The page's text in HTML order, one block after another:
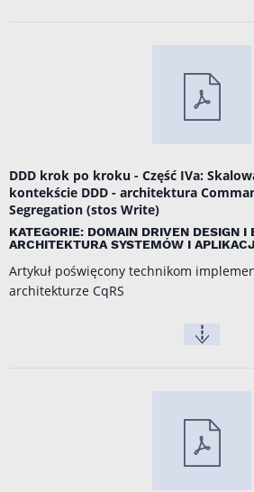
DDD krok po kroku - Część IVa:
kontekście DDD - architektura
Segregation (stos Write)
KATEGORIE: DOMAIN DRIVEN DESIGN I
ARCHITEKTURA SYSTEMÓW I
Artykuł poświęcony technikom
architekturze CqRS